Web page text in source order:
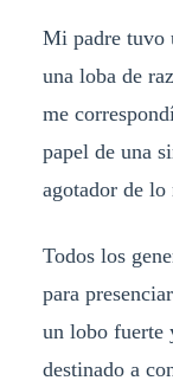
Mi padre tuvo
una loba de
me
papel de una
agotador de lo
Todos los
para
un lobo fuerte
destinado a